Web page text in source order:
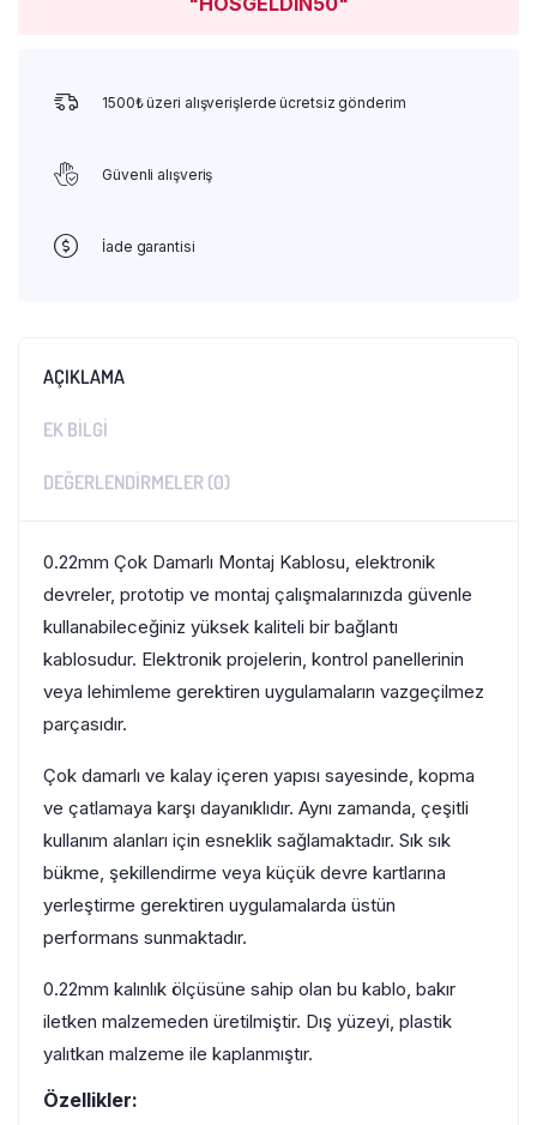
1500₺ üzeri alışverişlerde ücretsiz gönderim
Güvenli alışveriş
İade garantisi
AÇIKLAMA
EK BILGI
DEĞERLENDIRMELER (0)
0.22mm Çok Damarlı Montaj Kablosu, elektronik
devreler, prototip ve montaj çalışmalarınızda güvenle
kullanabileceğiniz yüksek kaliteli bir bağlantı
kablosudur. Elektronik projelerin, kontrol panellerinin
veya lehimleme gerektiren uygulamaların vazgeçilmez
parçasıdır.
Çok damarlı ve kalay içeren yapısı sayesinde, kopma
ve çatlamaya karşı dayanıklıdır. Aynı zamanda, çeşitli
kullanım alanları için esneklik sağlamaktadır. Sık sık
bükme, şekillendirme veya küçük devre kartlarına
yerleştirme gerektiren uygulamalarda üstün
performans sunmaktadır.
0.22mm kalınlık ölçüsüne sahip olan bu kablo, bakır
iletken malzemeden üretilmiştir. Dış yüzeyi, plastik
yalıtkan malzeme ile kaplanmıştır.
Özellikler: